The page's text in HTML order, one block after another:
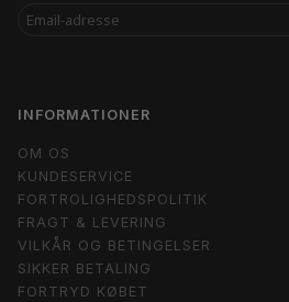
EMAIL-
ADRESSE
INFORMATIONER
OM OS
KUNDESERVICE
FORTROLIGHEDSPOLITIK
FRAGT & LEVERING
VILKÅR OG BETINGELSER
SIKKER BETALING
FORTRYD KØBET